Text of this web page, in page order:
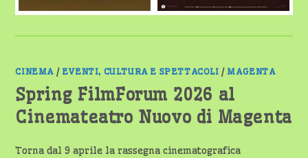
CINEMA / EVENTI, CULTURA E SPETTACOLI /MAGENTA
Spring FilmForum 2026 al
Cinemateatro Nuovo di Magenta
Torna dal 9 aprile la rassegna cinematografica